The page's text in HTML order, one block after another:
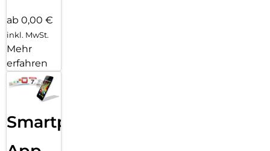
ab 0,00 €
inkl. MwSt.
Mehr
erfahren
Smartphone